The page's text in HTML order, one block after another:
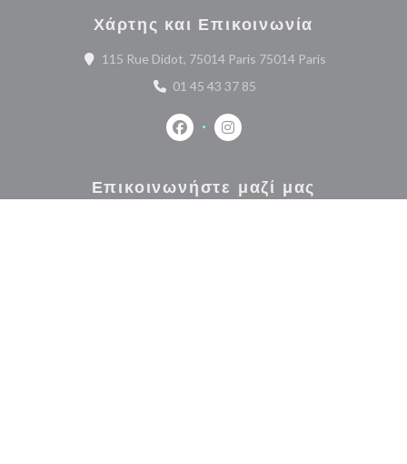
Χάρτης και Επικοινωνία
115 Rue Didot, 75014 Paris 75014 Paris
01 45 43 37 85
Facebook ((ανοίγει σε νέο
Instagram ((ανοίγει σε νέο
Επικοινωνήστε μαζί μας